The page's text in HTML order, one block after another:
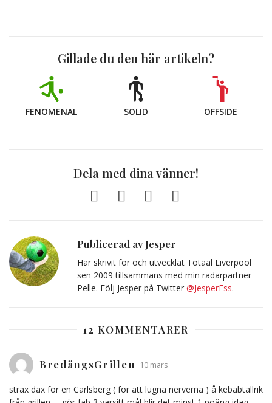
Gillade du den här artikeln?
FENOMENAL SOLID OFFSIDE
Dela med dina vänner!
FacebookTwitter
Kopiera
till
Publicerad av Jesper
Har skrivit för och utvecklat Totaal Liverpool
sen 2009 tillsammans med min radarpartner
Pelle. Följ Jesper på Twitter @JesperEss.
12 KOMMENTARER
BredängsGrillen 10 mars
strax dax för en Carlsberg ( för att lugna nerverna ) å kebabtallrik